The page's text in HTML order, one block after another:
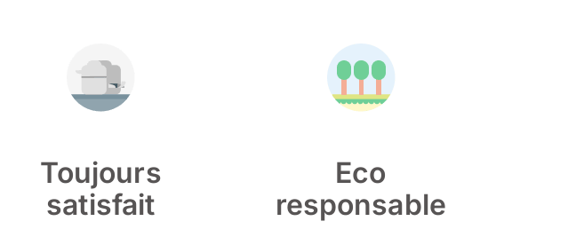
Toujours
satisfait
Eco
responsable